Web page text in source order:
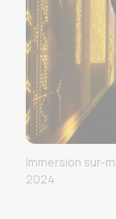
Immersion sur-
2024